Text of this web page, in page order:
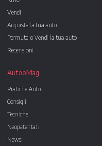
Vendi
Acquista la tua auto
Permuta o Vendi la tua auto
Recensioni
AutooMag
Pratiche Auto
Consigli
Tecniche
Neopatentati
News